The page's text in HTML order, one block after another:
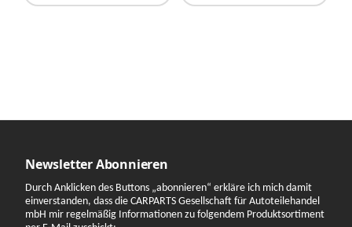
Newsletter Abonnieren
Durch Anklicken des Buttons „abonnieren“ erkläre ich mich damit
einverstanden, dass die CARPARTS Gesellschaft für Autoteilehandel
mbH mir regelmäßig Informationen zu folgendem Produktsortiment